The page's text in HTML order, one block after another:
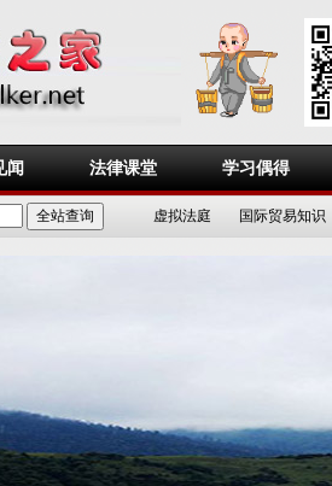
闻 法律课堂 学习偶得
虚拟法庭 国际贸易知识